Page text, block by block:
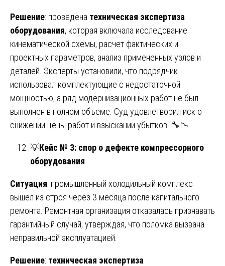
Решение: проведена техническая экспертиза
оборудования, которая включала исследование
кинематической схемы, расчет фактических и
проектных параметров, анализ примененных узлов и
деталей. Эксперты установили, что подрядчик
использовал комплектующие с недостаточной
мощностью, а ряд модернизационных работ не был
выполнен в полном объеме. Суд удовлетворил иск о
снижении цены работ и взыскании убытков. 🔧📉
💡Кейс № 3: спор о дефекте компрессорного
оборудования
Ситуация: промышленный холодильный комплекс
вышел из строя через 3 месяца после капитального
ремонта. Ремонтная организация отказалась признавать
гарантийный случай, утверждая, что поломка вызвана
неправильной эксплуатацией.
Решение: техническая экспертиза